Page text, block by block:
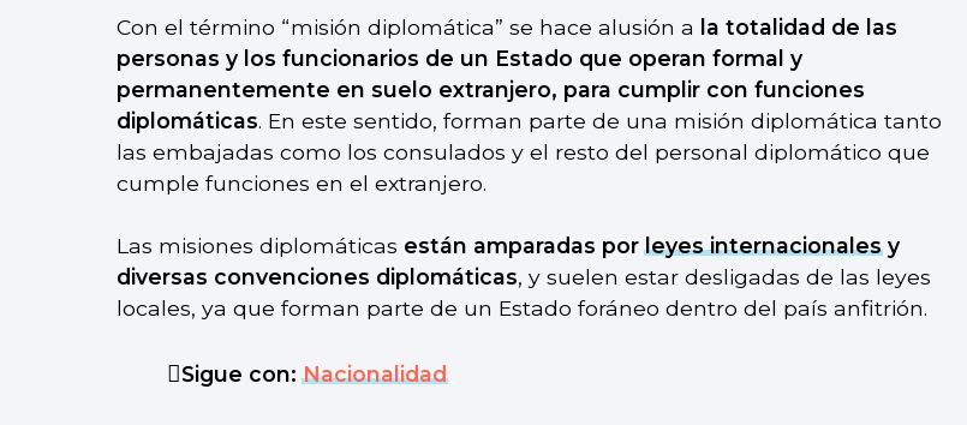
Con el término “misión diplomática” se hace alusión a la totalidad de las
personas y los funcionarios de un Estado que operan formal y
permanentemente en suelo extranjero, para cumplir con funciones
diplomáticas. En este sentido, forman parte de una misión diplomática tanto
las embajadas como los consulados y el resto del personal diplomático que
cumple funciones en el extranjero.
Las misiones diplomáticas están amparadas porleyes internacionalesy
diversas convenciones diplomáticas, y suelen estar desligadas de las leyes
locales, ya que forman parte de un Estado foráneo dentro del país anfitrión.
Sigue con:Nacionalidad